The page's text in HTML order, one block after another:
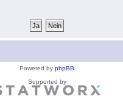
Powered by phpBB
Supported by